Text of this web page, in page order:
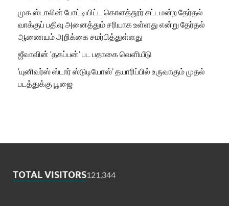
முக ஸ்டாலின் போட்டியிட்ட கொளத்தூர் சட்டமன்ற தேர்தல்
வாக்குப் பதிவு அனைத்தும் சரியாக உள்ளது என்று தேர்தல்
ஆணையம் அறிக்கை சமர்பித்துள்ளது
ஜீவாவின் ‘தகப்பன்’ பட பதாகை வெளியீடு
‘யுனிவர்ஸ் ஸ்டார் ஸ்டுடியோஸ்’ தயாரிப்பில் உருவாகும் முதல்
படத்துக்கு பூஜை
TOTAL VISITORS121,344